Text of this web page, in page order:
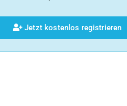
Jetzt kostenlos registrieren